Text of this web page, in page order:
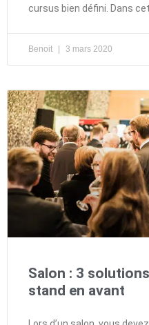
cursus bien défini. Dans
Benoit 3 mars 2020
Salon : 3
stand en avant